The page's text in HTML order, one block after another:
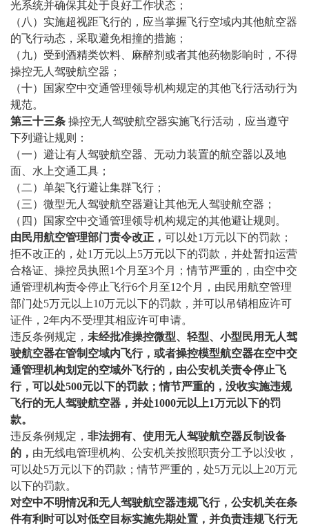
光系统并确保其处于良好工作状态；
（八）实施超视距飞行的，应当掌握飞行空域内其他航空器
的飞行动态，采取避免相撞的措施；
（九）受到酒精类饮料、麻醉剂或者其他药物影响时，不得
操控无人驾驶航空器；
（十）国家空中交通管理领导机构规定的其他飞行活动行为
规范。
第三十三条 操控无人驾驶航空器实施飞行活动，应当遵守
下列避让规则：
（一）避让有人驾驶航空器、无动力装置的航空器以及地
面、水上交通工具；
（二）单架飞行避让集群飞行；
（三）微型无人驾驶航空器避让其他无人驾驶航空器；
（四）国家空中交通管理领导机构规定的其他避让规则。
由民用航空管理部门责令改正， 可以处1万元以下的罚款；
拒不改正的，处1万元以上5万元以下的罚款，并处暂扣运营
合格证、操控员执照1个月至3个月；情节严重的，由空中交
通管理机构责令停止飞行6个月至12个月，由民用航空管理
部门处5万元以上10万元以下的罚款，并可以吊销相应许可
证件，2年内不受理其相应许可申请。
违反条例规定， 未经批准操控微型、轻型、小型民用无人驾
驶航空器在管制空域内飞行，或者操控模型航空器在空中交
通管理机构划定的空域外飞行的，由公安机关责令停止飞
行，可以处500元以下的罚款；情节严重的，没收实施违规
飞行的无人驾驶航空器，并处1000元以上1万元以下的罚
款。
违反条例规定， 非法拥有、使用无人驾驶航空器反制设备
的， 由无线电管理机构、公安机关按照职责分工予以没收，
可以处5万元以下的罚款；情节严重的，处5万元以上20万元
以下的罚款。
对空中不明情况和无人驾驶航空器违规飞行，公安机关在条
件有利时可以对低空目标实施先期处置，并负责违规飞行无